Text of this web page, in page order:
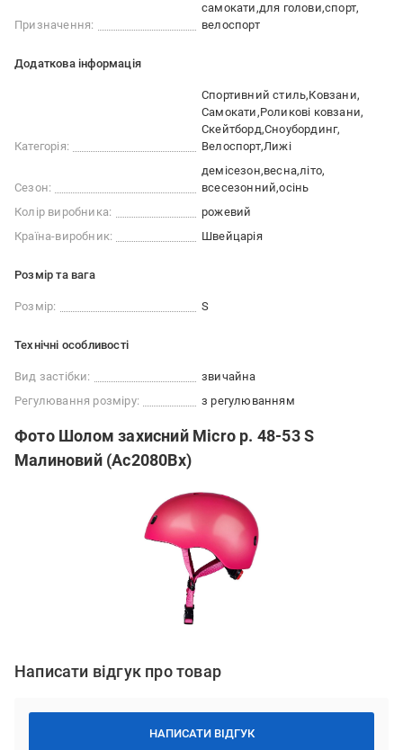
Призначення:
самокати для голови спорт
велоспорт
Додаткова інформація
Категорія:
Спортивний стиль Ковзани
Самокати Роликові ковзани
Скейтборд Сноубординг
Велоспорт Лижі
Сезон:
демісезон весна літо
всесезонний осінь
Колір виробника:
рожевий
Країна-виробник:
Швейцарія
Розмір та вага
Розмір: S
Технічні особливості
Вид застібки:
звичайна
Регулювання розміру:
з регулюванням
Фото Шолом захисний Micro р. 48-53 S
Малиновий (Ac2080Bx)
Написати відгук про товар
НАПИСАТИ ВІДГУК